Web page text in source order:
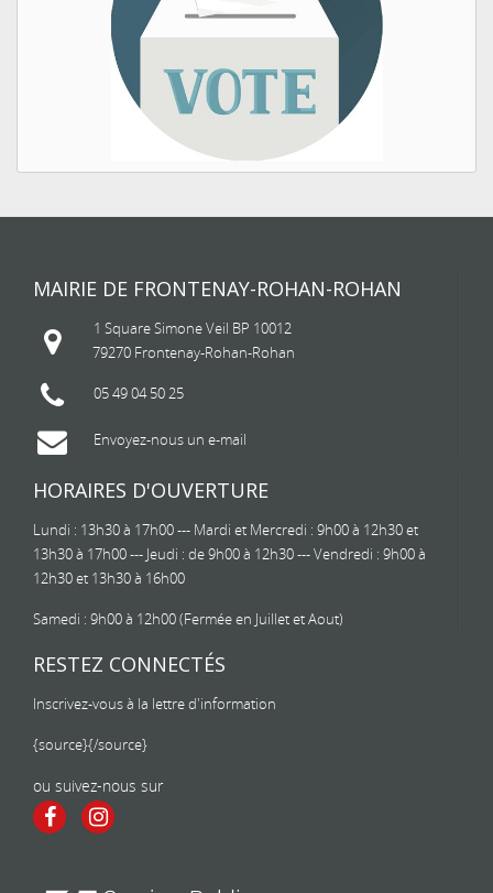
MAIRIE DE FRONTENAY-ROHAN-ROHAN
1 Square Simone Veil BP 10012
79270 Frontenay-Rohan-Rohan
05 49 04 50 25
Envoyez-nous un e-mail
HORAIRES D'OUVERTURE
Lundi : 13h30 à 17h00 --- Mardi et Mercredi : 9h00 à 12h30 et
13h30 à 17h00 --- Jeudi : de 9h00 à 12h30 --- Vendredi : 9h00 à
12h30 et 13h30 à 16h00
Samedi : 9h00 à 12h00 (Fermée en Juillet et Aout)
RESTEZ CONNECTÉS
Inscrivez-vous à la lettre d'information
{source}{/source}
ou suivez-nous sur